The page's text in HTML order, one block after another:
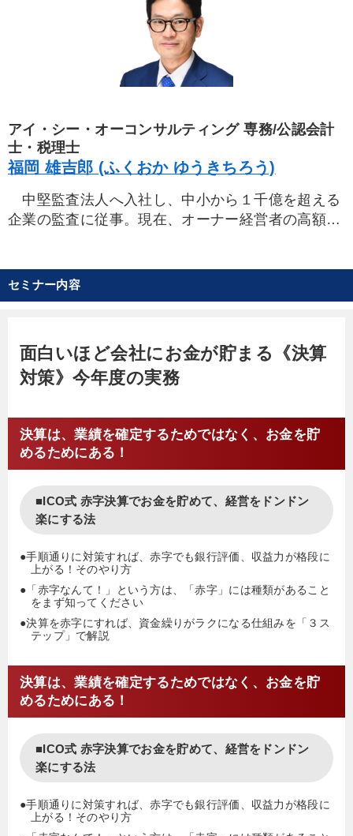
す。著書『社長! カネ回りをよくしたければ銀行の
言いなりはやめなさい』他
アイ・シー・オーコンサルティング 専務/公認会計
士・税理士
福岡 雄吉郎 (ふくおか ゆうきちろう)
中堅監査法人へ入社し、中小から１千億を超える
企業の監査に従事。現在、オーナー経営者の高額退
厚い信頼を獲得している。著書「会社にお金を残し
たいなら今すぐ経費を増やしなさい」など。
セミナー内容
面白いほど会社にお金が貯まる《決算
対策》今年度の実務
決算は、業績を確定するためではなく、お金を貯
めるためにある！
■ICO式 赤字決算でお金を貯めて、経営をドンドン
楽にする法
●手順通りに対策すれば、赤字でも銀行評価、収益力が格段に
上がる！そのやり方
●「赤字なんて！」という方は、「赤字」には種類があること
をまず知ってください
●決算を赤字にすれば、資金繰りがラクになる仕組みを「３ス
テップ」で解説
決算は、業績を確定するためではなく、お金を貯
めるためにある！
■ICO式 赤字決算でお金を貯めて、経営をドンドン
楽にする法
●手順通りに対策すれば、赤字でも銀行評価、収益力が格段に
上がる！そのやり方